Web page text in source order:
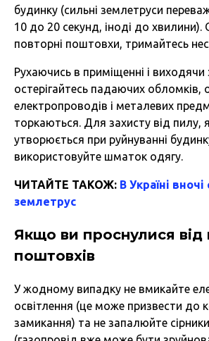
будинку (сильні землетруси
10 до 20 секунд, іноді до хвилини).
повторні поштовхи, тримайтесь
Рухаючись в приміщенні і виходячи
остерігайтесь падаючих обломків,
електропроводів і металевих
торкаються. Для захисту від пилу,
утворюється при руйнуванні
використовуйте шматок одягу.
ЧИТАЙТЕ ТАКОЖ: В Україні вночі
землетрус
Якщо ви проснулися від
поштовхів
У жодному випадку не вмикайте
освітлення (це може призвести до
замикання) та не запалюйте